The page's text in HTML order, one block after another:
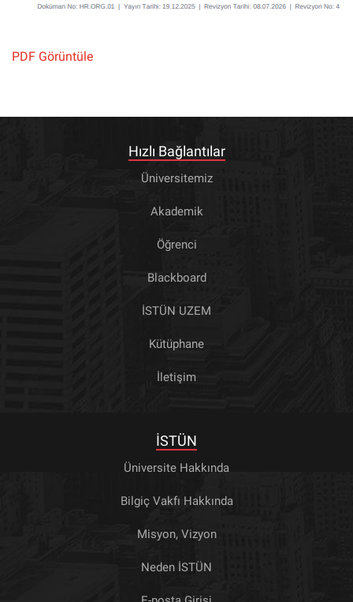
PDF Görüntüle
Hızlı Bağlantılar
Üniversitemiz
Akademik
Öğrenci
Blackboard
İSTÜN UZEM
Kütüphane
İletişim
İSTÜN
Üniversite Hakkında
Bilgiç Vakfı Hakkında
Misyon, Vizyon
Neden İSTÜN